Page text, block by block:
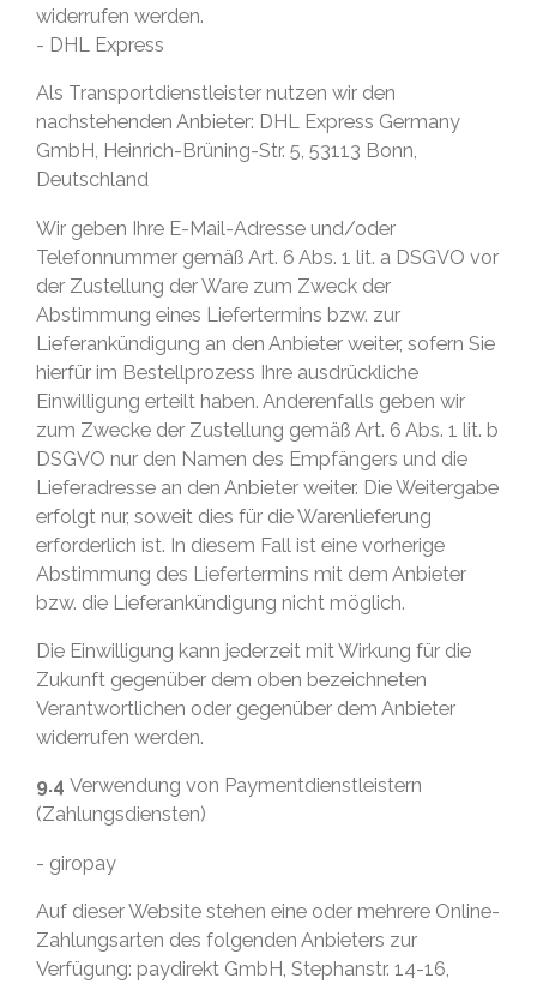
widerrufen werden.
- DHL Express
Als Transportdienstleister nutzen wir den
nachstehenden Anbieter: DHL Express Germany
GmbH, Heinrich-Brüning-Str. 5, 53113 Bonn,
Deutschland
Wir geben Ihre E-Mail-Adresse und/oder
Telefonnummer gemäß Art. 6 Abs. 1 lit. a DSGVO vor
der Zustellung der Ware zum Zweck der
Abstimmung eines Liefertermins bzw. zur
Lieferankündigung an den Anbieter weiter, sofern Sie
hierfür im Bestellprozess Ihre ausdrückliche
Einwilligung erteilt haben. Anderenfalls geben wir
zum Zwecke der Zustellung gemäß Art. 6 Abs. 1 lit. b
DSGVO nur den Namen des Empfängers und die
Lieferadresse an den Anbieter weiter. Die Weitergabe
erfolgt nur, soweit dies für die Warenlieferung
erforderlich ist. In diesem Fall ist eine vorherige
Abstimmung des Liefertermins mit dem Anbieter
bzw. die Lieferankündigung nicht möglich.
Die Einwilligung kann jederzeit mit Wirkung für die
Zukunft gegenüber dem oben bezeichneten
Verantwortlichen oder gegenüber dem Anbieter
widerrufen werden.
9.4 Verwendung von Paymentdienstleistern
(Zahlungsdiensten)
- giropay
Auf dieser Website stehen eine oder mehrere Online-
Zahlungsarten des folgenden Anbieters zur
Verfügung: paydirekt GmbH, Stephanstr. 14-16,